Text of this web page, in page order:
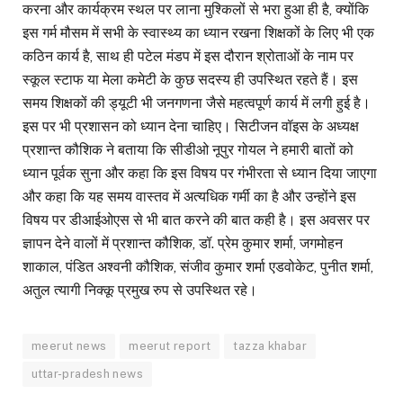
करना और कार्यक्रम स्थल पर लाना मुश्किलों से भरा हुआ ही है, क्योंकि
इस गर्म मौसम में सभी के स्वास्थ्य का ध्यान रखना शिक्षकों के लिए भी एक
कठिन कार्य है, साथ ही पटेल मंडप में इस दौरान श्रोताओं के नाम पर
स्कूल स्टाफ या मेला कमेटी के कुछ सदस्य ही उपस्थित रहते हैं। इस
समय शिक्षकों की ड्यूटी भी जनगणना जैसे महत्वपूर्ण कार्य में लगी हुई है।
इस पर भी प्रशासन को ध्यान देना चाहिए। सिटीजन वॉइस के अध्यक्ष
प्रशान्त कौशिक ने बताया कि सीडीओ नूपुर गोयल ने हमारी बातों को
ध्यान पूर्वक सुना और कहा कि इस विषय पर गंभीरता से ध्यान दिया जाएगा
और कहा कि यह समय वास्तव में अत्यधिक गर्मी का है और उन्होंने इस
विषय पर डीआईओएस से भी बात करने की बात कही है। इस अवसर पर
ज्ञापन देने वालों में प्रशान्त कौशिक, डॉ. प्रेम कुमार शर्मा, जगमोहन
शाकाल, पंडित अश्वनी कौशिक, संजीव कुमार शर्मा एडवोकेट, पुनीत शर्मा,
अतुल त्यागी निक्कू प्रमुख रुप से उपस्थित रहे।
meerut news meerut report tazza khabar
uttar-pradesh news